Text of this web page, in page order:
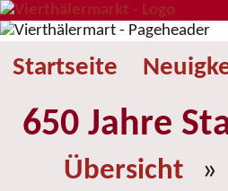
Startseite
650 Jahre
Übersicht »